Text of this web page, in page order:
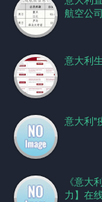
航空公司
意大利
意大利"
《意大
力】在